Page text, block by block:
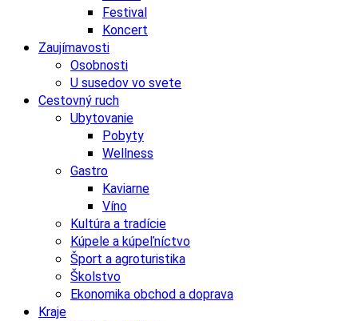
Festival
Koncert
Zaujímavosti
Osobnosti
U susedov vo svete
Cestovný ruch
Ubytovanie
Pobyty
Wellness
Gastro
Kaviarne
Víno
Kultúra a tradície
Kúpele a kúpeľníctvo
Šport a agroturistika
Školstvo
Ekonomika obchod a doprava
Kraje